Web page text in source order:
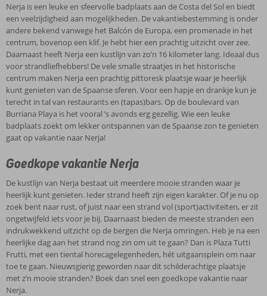
prachtige
‘Balcón
de
Europa’
Nerja is een leuke en sfeervolle badplaats aan de Costa del Sol en biedt
een veelzijdigheid aan mogelijkheden. De vakantiebestemming is onder
andere bekend vanwege het Balcón de Europa, een promenade in het
centrum, bovenop een klif. Je hebt hier een prachtig uitzicht over zee.
Daarnaast heeft Nerja een kustlijn van zo’n 16 kilometer lang. Ideaal dus
voor strandliefhebbers! De vele smalle straatjes in het historische
centrum maken Nerja een prachtig pittoresk plaatsje waar je heerlijk
kunt genieten van de Spaanse sferen. Voor een hapje en drankje kun je
terecht in tal van restaurants en (tapas)bars. Op de boulevard van
Burriana Playa is het vooral ’s avonds erg gezellig. Wie een leuke
badplaats zoekt om lekker ontspannen van de Spaanse zon te genieten
gaat op vakantie naar Nerja!
Goedkope vakantie Nerja
De kustlijn van Nerja bestaat uit meerdere mooie stranden waar je
heerlijk kunt genieten. Ieder strand heeft zijn eigen karakter. Of je nu op
zoek bent naar rust, of juist naar een strand vol (sport)activiteiten, er zit
ongetwijfeld iets voor je bij. Daarnaast bieden de meeste stranden een
indrukwekkend uitzicht op de bergen die Nerja omringen. Heb je na een
heerlijke dag aan het strand nog zin om uit te gaan? Dan is Plaza Tutti
Frutti, met een tiental horecagelegenheden, hét uitgaansplein om naar
toe te gaan. Nieuwsgierig geworden naar dit schilderachtige plaatsje
met z’n mooie stranden? Boek dan snel een goedkope vakantie naar
Nerja.